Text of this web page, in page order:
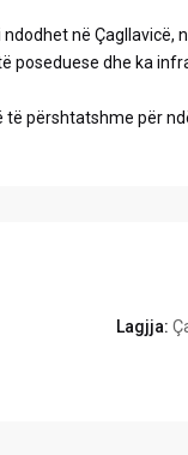
në Çagllavicë,
poseduese dhe ka
të përshtatshme për
Lagjja: